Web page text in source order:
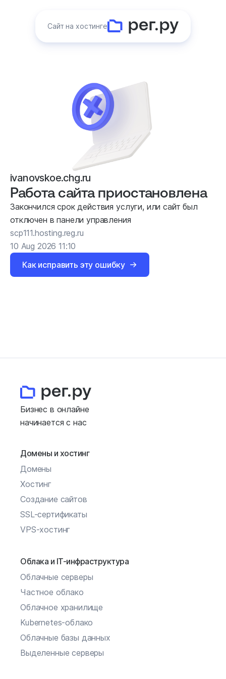
Сайт на хостинге
ivanovskoe.chg.ru
Работа сайта приостановлена
Закончился срок действия услуги, или сайт был
отключен в панели управления
scp111.hosting.reg.ru
10 Aug 2026 11:10
Как исправить эту ошибку
Бизнес в онлайне
начинается с нас
Домены и хостинг
Домены
Хостинг
Создание сайтов
SSL-сертификаты
VPS-хостинг
Облака и IT-инфраструктура
Облачные серверы
Частное облако
Облачное хранилище
Kubernetes-облако
Облачные базы данных
Выделенные серверы